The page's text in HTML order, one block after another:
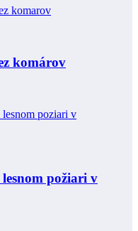
komárov
požiari v